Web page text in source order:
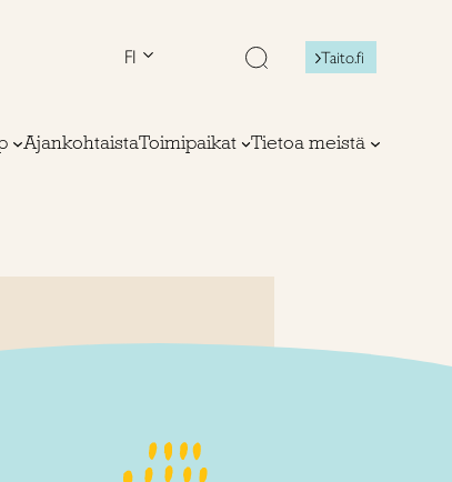
FI Taito.fi
AjankohtaistaToimipaikat Tietoa meistä